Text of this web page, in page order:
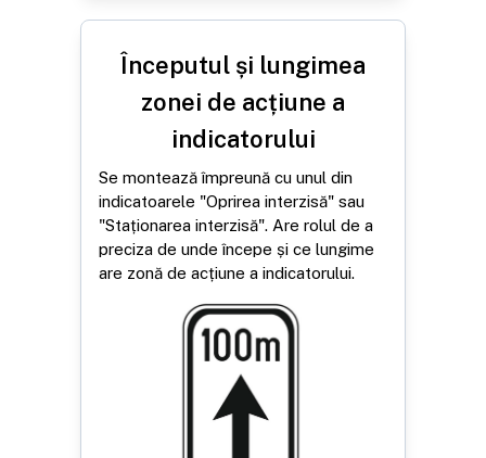
Începutul și lungimea
zonei de acțiune a
indicatorului
Se montează împreună cu unul din
indicatoarele "Oprirea interzisă" sau
"Staționarea interzisă". Are rolul de a
preciza de unde începe și ce lungime
are zonă de acțiune a indicatorului.